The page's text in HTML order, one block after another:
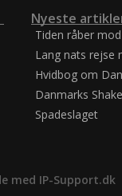
Nyeste
Tiden råber
Lang nats rejse
Hvidbog om
Danmarks
Spadeslaget
med IP-Support.dk